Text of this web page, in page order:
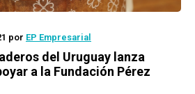
por EP Empresarial
del Uruguay lanza
a la Fundación Pérez